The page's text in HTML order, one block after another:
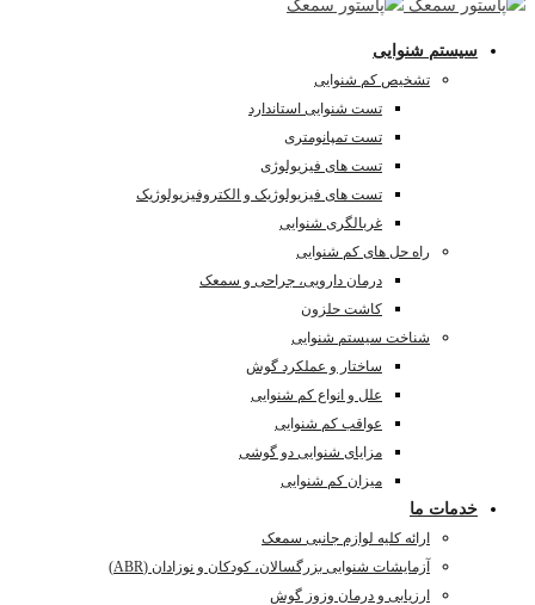
سیستم شنوایی
تشخیص کم شنوایی
تست شنوایی استاندارد
تست تمپانومتری
تست های فیزیولوژی
تست های فیزیولوژیک و الکتروفیزیولوژیک
غربالگری شنوایی
راه حل های کم شنوایی
درمان دارویی، جراحی و سمعک
کاشت حلزون
شناخت سیستم شنوایی
ساختار و عملکرد گوش
علل و انواع کم شنوایی
عواقب کم شنوایی
مزایای شنوایی دو گوشی
میزان کم شنوایی
خدمات ما
ارائه کلیه لوازم جانبی سمعک
آزمایشات شنوایی بزرگسالان، کودکان و نوزادان (ABR)
ارزیابی و درمان وزوز گوش